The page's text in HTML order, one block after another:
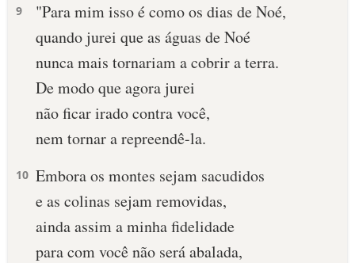
PERGUNTE À BÍBLIA IA
TERMO BÍBLICO JOGOS
LOJA BÍBLIAON
9
"Para mim isso é como os dias de Noé,
quando jurei que as águas de Noé
nunca mais tornariam a cobrir a terra.
De modo que agora jurei
não ficar irado contra você,
nem tornar a repreendê-la.
10 Embora os montes sejam sacudidos
e as colinas sejam removidas,
ainda assim a minha fidelidade
para com você não será abalada,